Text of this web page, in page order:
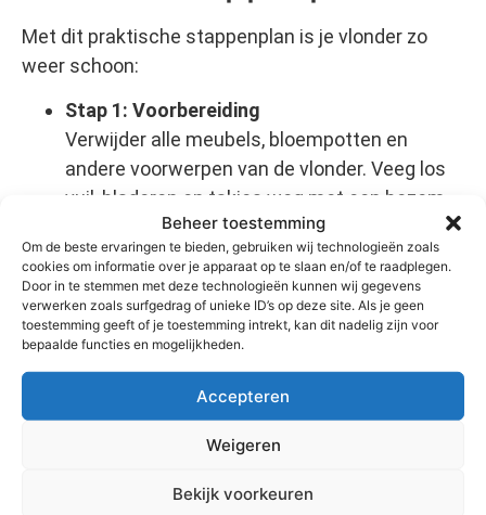
Beheer toestemming
Om de beste ervaringen te bieden, gebruiken wij technologieën zoals
cookies om informatie over je apparaat op te slaan en/of te raadplegen.
Door in te stemmen met deze technologieën kunnen wij gegevens
verwerken zoals surfgedrag of unieke ID’s op deze site. Als je geen
toestemming geeft of je toestemming intrekt, kan dit nadelig zijn voor
bepaalde functies en mogelijkheden.
Accepteren
Weigeren
Bekijk voorkeuren
Met dit praktische stappenplan is je vlonder zo
weer schoon:
Stap 1: Voorbereiding
Verwijder alle meubels, bloempotten en
andere voorwerpen van de vlonder. Veeg los
vuil, bladeren en takjes weg met een bezem.
Controleer direct of er geen schroeven of
spijkers uitsteken.
Stap 2: Benodigde materialen
Verzamel de volgende materialen:
Harde bezem
Emmer
Water (liefst warm)
vlonderreiniger
Schrobborstel